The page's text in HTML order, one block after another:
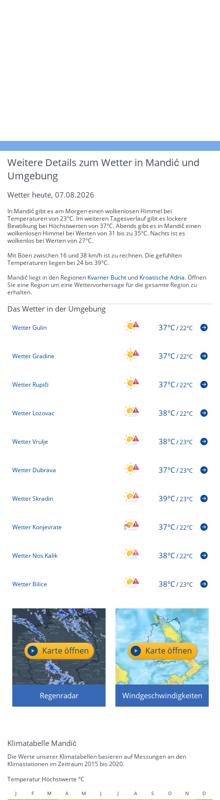
Weitere Details zum Wetter in Mandić und
Umgebung
Wetter heute, 07.08.2026
In Mandić gibt es am Morgen einen wolkenlosen Himmel bei
Temperaturen von 23°C. Im weiteren Tagesverlauf gibt es lockere
Bewölkung bei Höchstwerten von 37°C. Abends gibt es in Mandić einen
wolkenlosen Himmel bei Werten von 31 bis zu 35°C. Nachts ist es
wolkenlos bei Werten von 27°C.
Mit Böen zwischen 16 und 38 km/h ist zu rechnen. Die gefühlten
Temperaturen liegen bei 24 bis 39°C.
Mandić liegt in den Regionen Kvarner Bucht und Kroatische Adria. Öffnen
Sie eine Region um eine Wettervorhersage für die gesamte Region zu
erhalten.
Das Wetter in der Umgebung
Wetter Gulin 37°C/22°C
Wetter Gradine 37°C/22°C
Wetter Rupići 37°C/22°C
Wetter Lozovac 38°C/22°C
Wetter Vrulje 38°C/23°C
Wetter Dubrava 37°C/23°C
Wetter Skradin 39°C/23°C
Wetter Konjevrate 37°C/22°C
Wetter Nos Kalik 38°C/22°C
Wetter Bilice 38°C/23°C
Regenradar
Karte öffnen
Windgeschwindigkeiten
Karte öffnen
Klimatabelle Mandić
Die Werte unserer Klimatabellen basieren auf Messungen an den
Klimastationen im Zeitraum 2015 bis 2020.
Temperatur Höchstwerte °C
J F M A M J J A S O N D